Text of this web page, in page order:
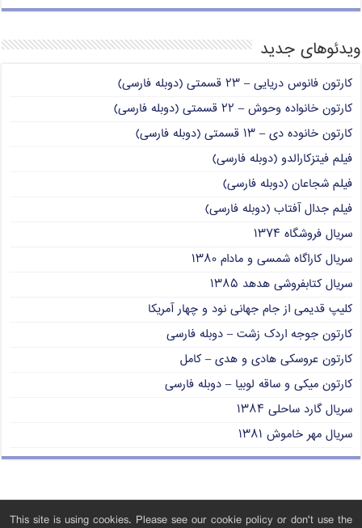
ویدئوهای جدید
کارتون فانوس دریایی – ۲۳ قسمتی (دوبله فارسی)
کارتون خانواده وحوش – ۲۲ قسمتی (دوبله فارسی)
کارتون خانوده دی – ۱۳ قسمتی (دوبله فارسی)
فیلم فیتزکارالدو (دوبله فارسی)
فیلم شجاعان (دوبله فارسی)
فیلم جدال آفتاب (دوبله فارسی)
سریال فروشگاه ۱۳۷۴
سریال کاراگاه شمسی و مادام ۱۳۸۰
سریال کتابفروشی هدهد ۱۳۸۵
کلیپ قدیمی از جام جهانی نود و چهار آمریکا
کارتون جوجه اردک زشت – دوبله فارسی
کارتون عروسکی هادی و هدی – کامل
کارتون میکی و ساقه لوبیا – دوبله فارسی
سریال گارد ساحلی ۱۳۸۴
سریال مهر خاموش ۱۳۸۱
This site is using cookies. Please see our cookie policy or don't use the